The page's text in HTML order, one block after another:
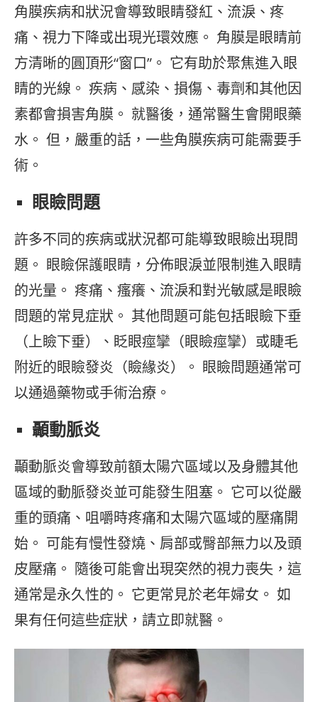
角膜疾病和狀況會導致眼睛發紅、流淚、疼
痛、視力下降或出現光環效應。 角膜是眼睛前
方清晰的圓頂形“窗口”。 它有助於聚焦進入眼
睛的光線。 疾病、感染、損傷、毒劑和其他因
素都會損害角膜。 就醫後，通常醫生會開眼藥
水。 但，嚴重的話，一些角膜疾病可能需要手
術。
眼瞼問題
許多不同的疾病或狀況都可能導致眼瞼出現問
題。 眼瞼保護眼睛，分佈眼淚並限制進入眼睛
的光量。 疼痛、瘙癢、流淚和對光敏感是眼瞼
問題的常見症狀。 其他問題可能包括眼瞼下垂
（上瞼下垂）、眨眼痙攣（眼瞼痙攣）或睫毛
附近的眼瞼發炎（瞼緣炎）。 眼瞼問題通常可
以通過藥物或手術治療。
顳動脈炎
顳動脈炎會導致前額太陽穴區域以及身體其他
區域的動脈發炎並可能發生阻塞。 它可以從嚴
重的頭痛、咀嚼時疼痛和太陽穴區域的壓痛開
始。 可能有慢性發燒、肩部或臀部無力以及頭
皮壓痛。 隨後可能會出現突然的視力喪失，這
通常是永久性的。 它更常見於老年婦女。 如
果有任何這些症狀，請立即就醫。